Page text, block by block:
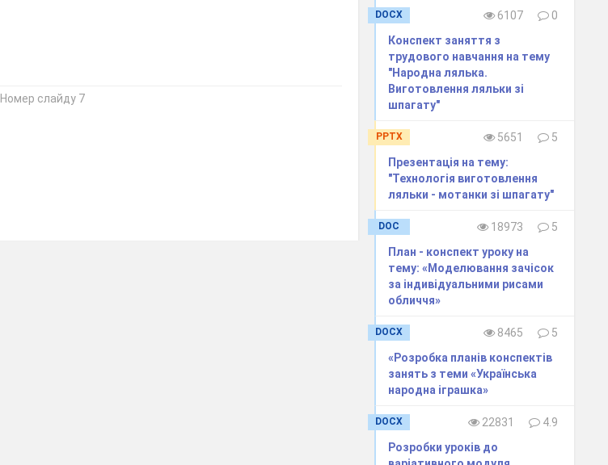
Номер слайду 7
DOCX 6107
0
Конспект заняття з
трудового навчання на тему
"Народна лялька.
Виготовлення ляльки зі
шпагату"
PPTX 5651
5
Презентація на тему:
"Технологія виготовлення
ляльки - мотанки зі шпагату"
DOC 18973
5
План - конспект уроку на
тему: «Моделювання зачісок
за індивідуальними рисами
обличчя»
DOCX 8465
5
«Розробка планів конспектів
занять з теми «Українська
народна іграшка»
DOCX 22831
4.9
Розробки уроків до